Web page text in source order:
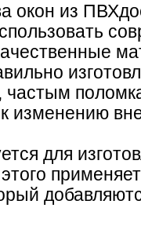
окон из
изменению
для